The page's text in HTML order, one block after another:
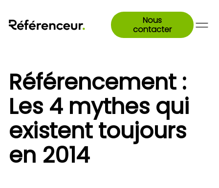
Nous
contacter
Référencement :
Les 4 mythes qui
existent toujours
en 2014